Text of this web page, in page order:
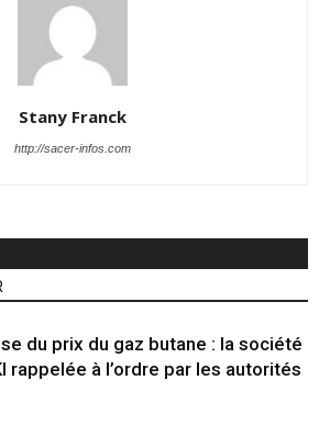
Stany Franck
http://sacer-infos.com
du prix du gaz butane : la société
rappelée à l’ordre par les autorités